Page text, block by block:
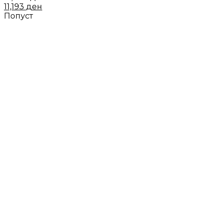
11,193 ден
Попуст